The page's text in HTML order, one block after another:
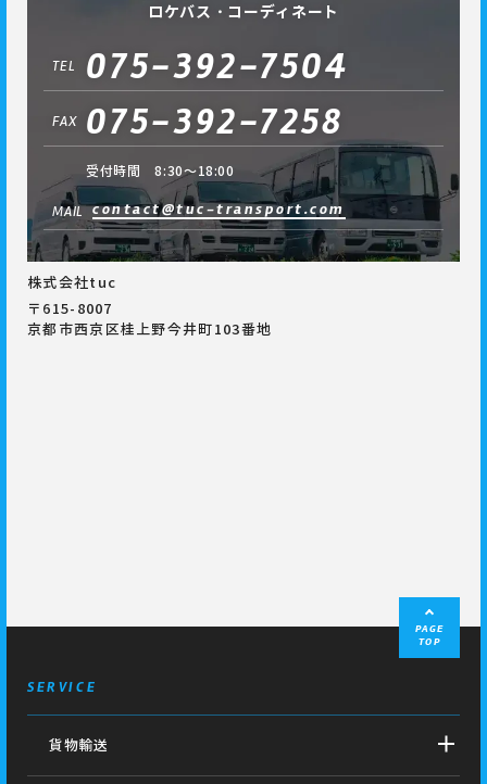
ロケバス・コーディネート
TEL 075-392-7504
FAX 075-392-7258
受付時間 8:30～18:00
MAIL contact@tuc-transport.com
株式会社tuc
〒615-8007
京都市西京区桂上野今井町103番地
PAGE
TOP
SERVICE
貨物輸送